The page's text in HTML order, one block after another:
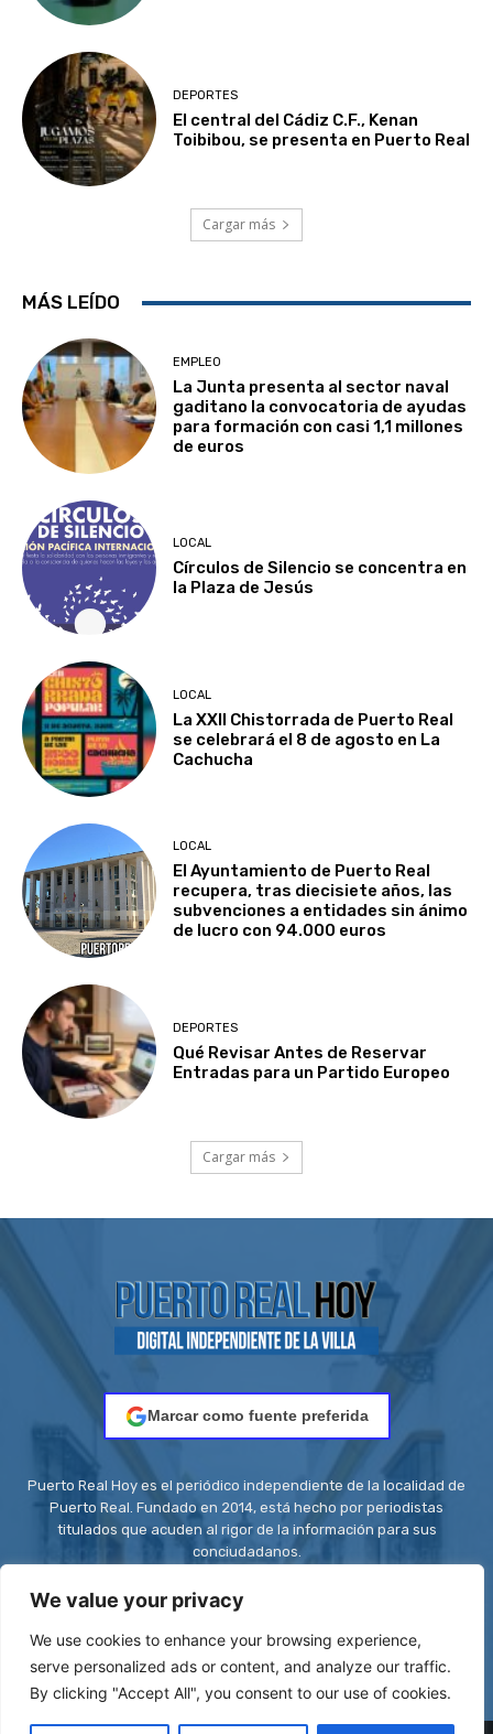
We value your privacy
We use cookies to enhance your browsing experience,
serve personalized ads or content, and analyze our traffic.
By clicking "Accept All", you consent to our use of cookies.
DEPORTES
El central del Cádiz C.F., Kenan
Toibibou, se presenta en Puerto Real
Cargar más
MÁS LEÍDO
EMPLEO
La Junta presenta al sector naval
gaditano la convocatoria de ayudas
para formación con casi 1,1 millones
de euros
LOCAL
Círculos de Silencio se concentra en
la Plaza de Jesús
LOCAL
La XXII Chistorrada de Puerto Real
se celebrará el 8 de agosto en La
Cachucha
LOCAL
El Ayuntamiento de Puerto Real
recupera, tras diecisiete años, las
subvenciones a entidades sin ánimo
de lucro con 94.000 euros
DEPORTES
Qué Revisar Antes de Reservar
Entradas para un Partido Europeo
Cargar más
Marcar como fuente preferida
Puerto Real Hoy es el periódico independiente de la localidad de
Puerto Real. Fundado en 2014, está hecho por periodistas
titulados que acuden al rigor de la información para sus
conciudadanos.
Contacto:redaccion@puertorealhoy.es